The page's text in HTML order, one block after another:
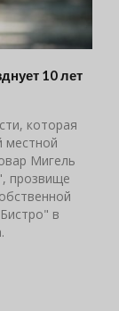
10 лет
которая
местной
Мигель
прозвище
в